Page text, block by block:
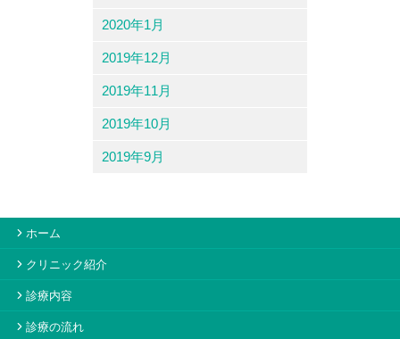
2020年1月
2019年12月
2019年11月
2019年10月
2019年9月
ホーム
クリニック紹介
診療内容
診療の流れ